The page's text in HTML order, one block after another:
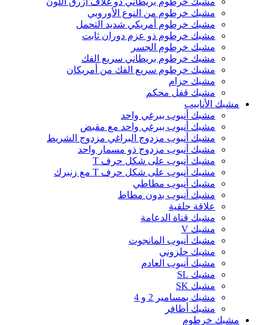
مشبك خرطوم من النوع الأوروبي
مشبك خرطوم أمريكي شديد التحمل
مشبك خرطوم ذو عزم دوران ثابت
مشبك خرطوم الجسر
مشبك خرطوم بريطاني سريع الفك
مشبك خرطوم سريع الفك من أمريكان
مشبك حزام
مشبك قفل محكم
مشبك الأنابيب
مشبك أنبوب ببرغي واحد
مشبك أنبوب ببرغي واحد مع مقبض
مشبك أنبوب مزدوج البراغي مزدوج الشريط
مشبك أنبوب مزدوج ذو مسمار واحد
مشبك أنبوب على شكل حرف T
مشبك أنبوب على شكل حرف T مع زنبرك
مشبك أنبوب مطاطي
مشبك أنبوب بدون مطاط
علاقة حلقية
مشبك قناة الدعامة
مشبك V
مشبك أنبوب المانجوت
مشبك حلزوني
مشبك أنبوب العادم
مشبك SL
مشبك SK
مشبك بمسامير 2 و 4
مشبك أظافر
مشبك خرطوم